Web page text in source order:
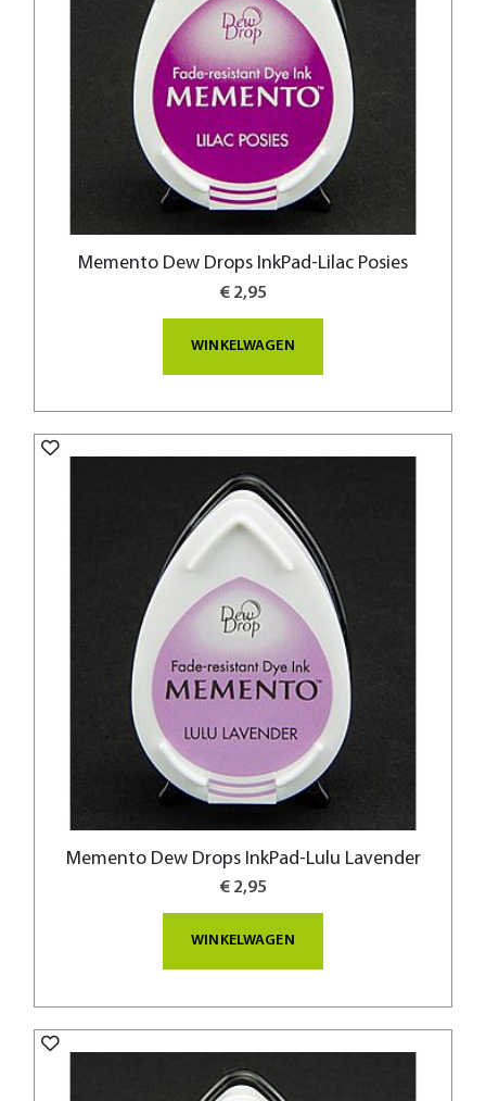
Memento Dew Drops InkPad-Lilac Posies
€ 2,95
WINKELWAGEN
Memento Dew Drops InkPad-Lulu Lavender
€ 2,95
WINKELWAGEN